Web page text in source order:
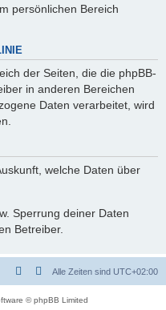
persönlichen Bereich
der Seiten, die die phpBB-
in anderen Bereichen
Daten verarbeitet, wird
welche Daten über
Sperrung deiner Daten
Betreiber.
Alle Zeiten sind UTC+02:00
© phpBB Limited